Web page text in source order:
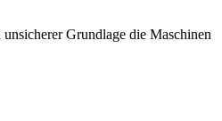
Grundlage die Maschinen